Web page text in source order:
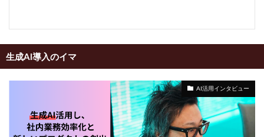
生成AI導入のイマ
AI活用インタビュー